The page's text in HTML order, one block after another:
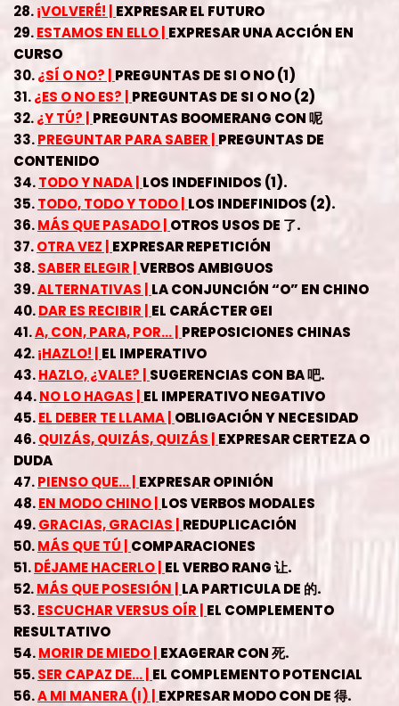
28.¡VOLVERÉ! | EXPRESAR EL FUTURO
29.ESTAMOS EN ELLO | EXPRESAR UNA ACCIÓN EN
CURSO
30.¿SÍ O NO? | PREGUNTAS DE SI O NO (1)
31.¿ES O NO ES? | PREGUNTAS DE SI O NO (2)
32.¿Y TÚ? | PREGUNTAS BOOMERANG CON 呢
33.PREGUNTAR PARA SABER | PREGUNTAS DE
CONTENIDO
34.TODO Y NADA | LOS INDEFINIDOS (1).
35.TODO, TODO Y TODO | LOS INDEFINIDOS (2).
36.MÁS QUE PASADO | OTROS USOS DE 了.
37.OTRA VEZ | EXPRESAR REPETICIÓN
38.SABER ELEGIR |VERBOS AMBIGUOS
39.ALTERNATIVAS | LA CONJUNCIÓN “O” EN CHINO
40.DAR ES RECIBIR | EL CARÁCTER GEI
41.A, CON, PARA, POR… | PREPOSICIONES CHINAS
42.¡HAZLO! | EL IMPERATIVO
43.HAZLO, ¿VALE? | SUGERENCIAS CON BA 吧.
44.NO LO HAGAS | EL IMPERATIVO NEGATIVO
45.EL DEBER TE LLAMA | OBLIGACIÓN Y NECESIDAD
46.QUIZÁS, QUIZÁS, QUIZÁS | EXPRESAR CERTEZA O
DUDA
47.PIENSO QUE… | EXPRESAR OPINIÓN
48.EN MODO CHINO | LOS VERBOS MODALES
49.GRACIAS, GRACIAS | REDUPLICACIÓN
50.MÁS QUE TÚ | COMPARACIONES
51.DÉJAME HACERLO | EL VERBO RANG 让.
52.MÁS QUE POSESIÓN | LA PARTICULA DE 的.
53.ESCUCHAR VERSUS OÍR | EL COMPLEMENTO
RESULTATIVO
54.MORIR DE MIEDO | EXAGERAR CON 死.
55.SER CAPAZ DE… | EL COMPLEMENTO POTENCIAL
56.A MI MANERA (I) | EXPRESAR MODO CON DE 得.